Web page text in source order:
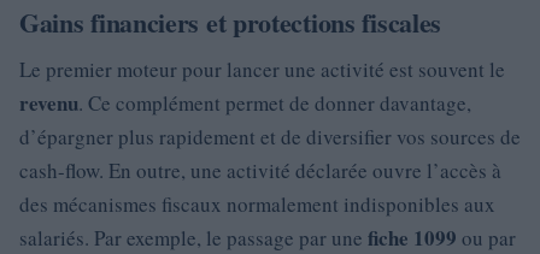
Gains financiers et protections fiscales
Le premier moteur pour lancer une activité est souvent le
revenu. Ce complément permet de donner davantage,
d’épargner plus rapidement et de diversifier vos sources de
cash-flow. En outre, une activité déclarée ouvre l’accès à
des mécanismes fiscaux normalement indisponibles aux
salariés. Par exemple, le passage par une fiche 1099 ou par